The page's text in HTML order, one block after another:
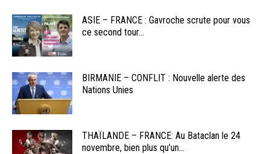
ASIE – FRANCE : Gavroche scrute pour vous
ce second tour...
BIRMANIE – CONFLIT : Nouvelle alerte des
Nations Unies
THAÏLANDE – FRANCE: Au Bataclan le 24
novembre, bien plus qu’un...